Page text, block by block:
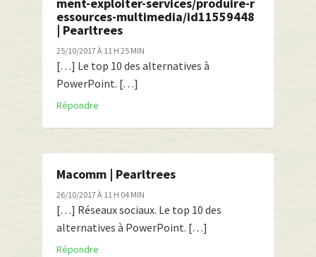
ment-exploiter-services/produire-r
essources-multimedia/id11559448
| Pearltrees
25/10/2017 À 11 H 25 MIN
[…] Le top 10 des alternatives à
PowerPoint. […]
Répondre
Macomm | Pearltrees
26/10/2017 À 11 H 04 MIN
[…] Réseaux sociaux. Le top 10 des
alternatives à PowerPoint. […]
Répondre